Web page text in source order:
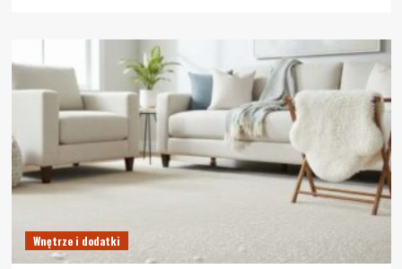
Wnętrze i dodatki